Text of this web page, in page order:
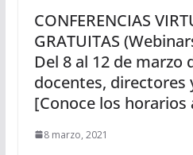
CONFERENCIAS
GRATUITAS
Del 8 al 12 de marzo
docentes, directores
[Conoce los horarios
8 marzo, 2021